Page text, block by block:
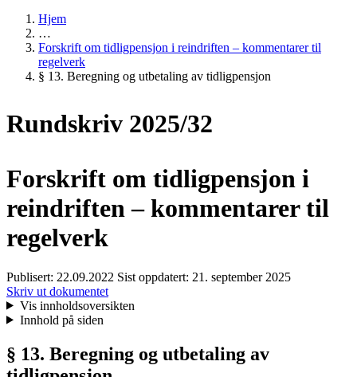
Hjem
…
Forskrift om tidligpensjon i reindriften – kommentarer til
regelverk
§ 13. Beregning og utbetaling av tidligpensjon
Rundskriv 2025/32
Forskrift om tidligpensjon i
reindriften – kommentarer til
regelverk
Publisert: 22.09.2022 Sist oppdatert: 21. september 2025
Skriv ut dokumentet
Vis innholdsoversikten
Innhold på siden
§ 13. Beregning og utbetaling av